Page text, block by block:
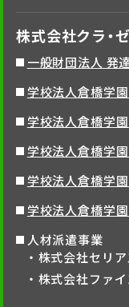
株式会社クラ・
一般財団法人 発
学校法人倉橋学
学校法人倉橋学
学校法人倉橋学
学校法人倉橋学
学校法人倉橋学
人材派遣事業
株式会社セリア
株式会社ファイ